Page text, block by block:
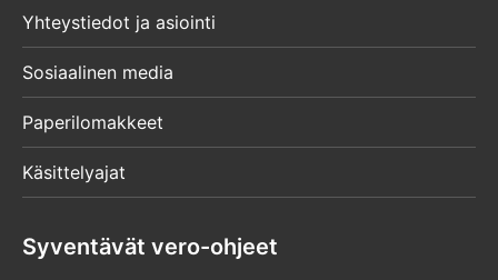
Yhteystiedot ja asiointi
Sosiaalinen media
Paperilomakkeet
Käsittelyajat
Syventävät vero-ohjeet